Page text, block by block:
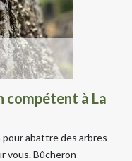
compétent à La
abattre des arbres
vous. Bûcheron